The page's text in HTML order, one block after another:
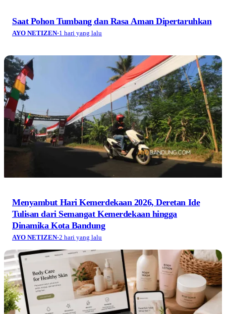
Saat Pohon Tumbang dan Rasa Aman Dipertaruhkan
AYO NETIZEN·1 hari yang lalu
Menyambut Hari Kemerdekaan 2026, Deretan Ide
Tulisan dari Semangat Kemerdekaan hingga
Dinamika Kota Bandung
AYO NETIZEN·2 hari yang lalu